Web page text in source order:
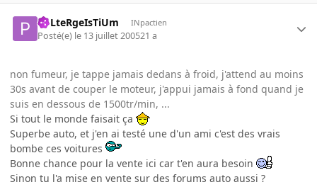
PoLteRgeIsTiUm INpactien
Posté(e) le 13 juillet 200521 a
non fumeur, je tappe jamais dedans à froid, j'attend au moins
30s avant de couper le moteur, j'appui jamais à fond quand je
suis en dessous de 1500tr/min, ...
Si tout le monde faisait ça
Superbe auto, et j'en ai testé une d'un ami c'est des vrais
bombe ces voitures
Bonne chance pour la vente ici car t'en aura besoin
Sinon tu l'a mise en vente sur des forums auto aussi ?